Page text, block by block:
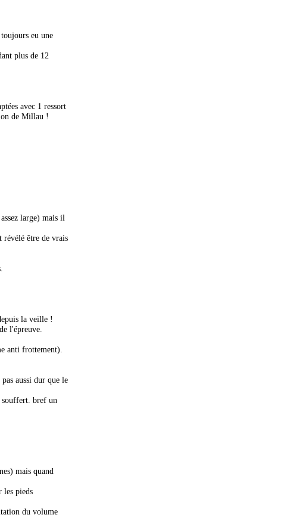
eu une
plus de 12
avec 1 ressort
de Millau !
large) mais il
révélé être de vrais
la veille !
l'épreuve.
anti frottement).
aussi dur que le
souffert. bref un
mais quand
les pieds
du volume